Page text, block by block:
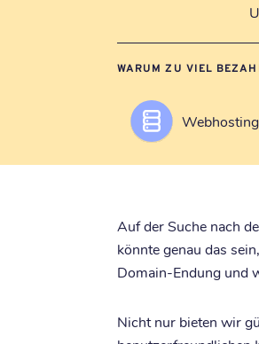
WARUM ZU VIEL
Webhosting
Auf der Suche nach
könnte genau das
Domain-Endung und
Nicht nur bieten wir